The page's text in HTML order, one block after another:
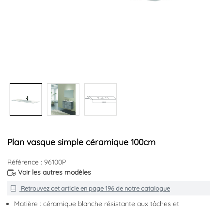
Plan vasque simple céramique 100cm
Référence : 96100P
Voir les autres modèles
Retrouvez cet article en page 196de notre catalogue
Matière : céramique blanche résistante aux tâches et